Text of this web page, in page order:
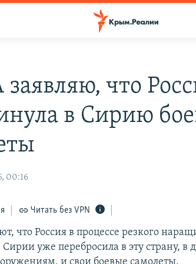
что
в Сирию
00:16
Читать без VPN
что Россия в процессе резкого
Сирии уже перебросила в эту страну, в